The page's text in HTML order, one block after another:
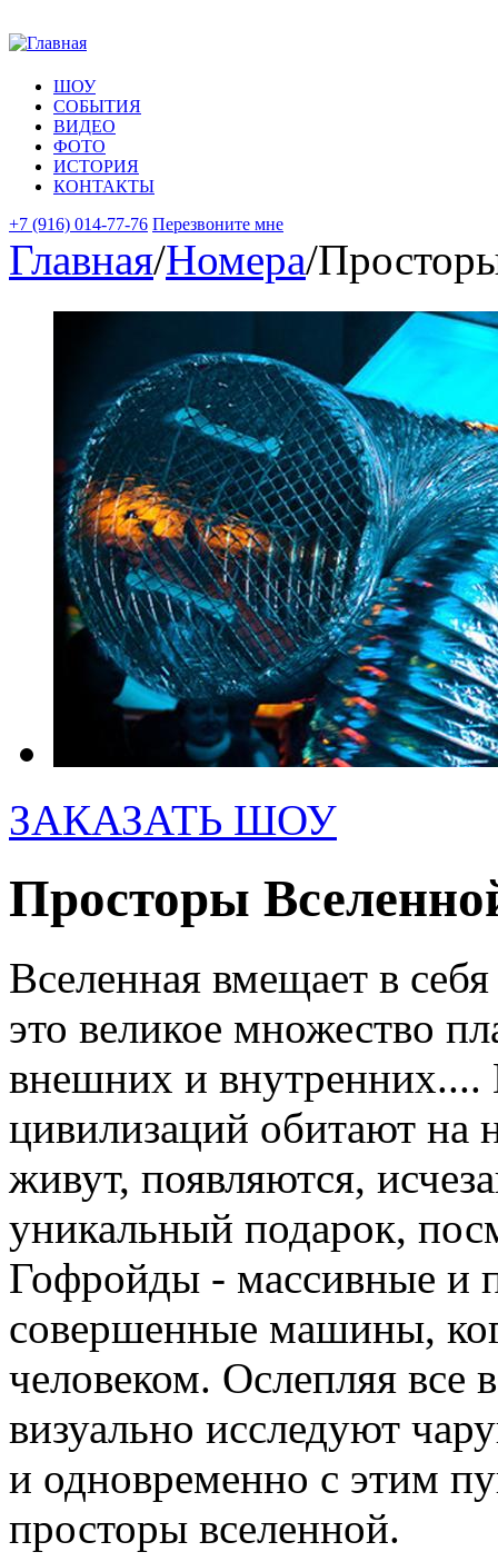
ШОУ
СОБЫТИЯ
ВИДЕО
ФОТО
ИСТОРИЯ
КОНТАКТЫ
+7 (916) 014-77-76 Перезвоните мне
Главная/Номера/
ЗАКАЗАТЬ ШОУ
Просторы
Вселенная вмещает в
это великое множество
внешних и
цивилизаций обитают на
живут, появляются,
уникальный подарок,
Гофройды - массивные и
совершенные машины,
человеком. Ослепляя все
визуально исследуют
и одновременно с этим
просторы вселенной.